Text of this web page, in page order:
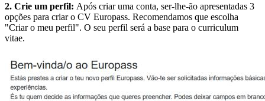
2. Crie um perfil: Após criar uma conta, ser-lhe-ão apresentadas 3
opções para criar o CV Europass. Recomendamos que escolha
"Criar o meu perfil". O seu perfil será a base para o curriculum
vitae.